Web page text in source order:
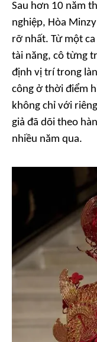
Sau hơn 10 năm
nghiệp, Hòa
rỡ nhất. Từ một
tài năng, cô từng
định vị trí trong
công ở thời điểm
không chỉ với
giả đã dõi theo
nhiều năm qua.